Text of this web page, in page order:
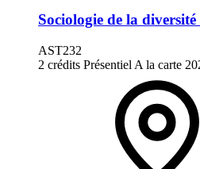
Sociologie de la
AST232
2 crédits Présentiel A la carte